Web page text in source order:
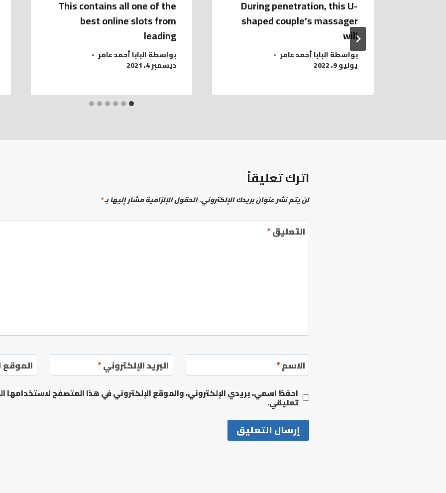
During penetration, this U-
shaped couple’s massager
will
بواسطةالبابا أحمد عامر
يوليو 9, 2022
This contains all one of the
best online slots from
leading
بواسطةالبابا أحمد عامر
ديسمبر 4, 2021
اترك تعليقاً
لن يتم نشر عنوان بريدك الإلكتروني.الحقول الإلزامية مشار إليها بـ*
التعليق*
الاسم* البريد الإلكتروني* الموقع
احفظ اسمي، بريدي الإلكتروني، والموقع الإلكتروني في هذا المتصفح لاستخدامها
تعليقي.